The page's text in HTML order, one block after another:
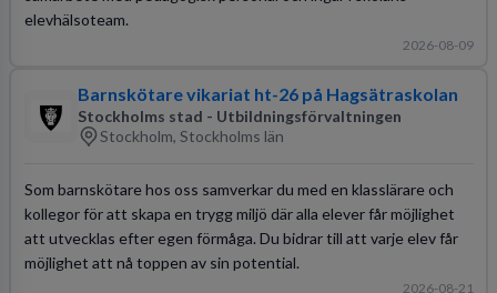
elevhälsoteam.
2026-08-09
Barnskötare vikariat ht-26 på Hagsätraskolan
Stockholms stad - Utbildningsförvaltningen
Stockholm, Stockholms län
Som barnskötare hos oss samverkar du med en klasslärare och
kollegor för att skapa en trygg miljö där alla elever får möjlighet
att utvecklas efter egen förmåga. Du bidrar till att varje elev får
möjlighet att nå toppen av sin potential.
2026-08-21